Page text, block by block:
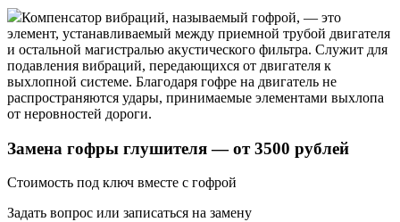
Компенсатор вибраций, называемый гофрой, — это
элемент, устанавливаемый между приемной трубой двигателя
и остальной магистралью акустического фильтра. Служит для
подавления вибраций, передающихся от двигателя к
выхлопной системе. Благодаря гофре на двигатель не
распространяются удары, принимаемые элементами выхлопа
от неровностей дороги.
Замена гофры глушителя — от 3500 рублей​
Стоимость под ключ вместе с гофрой
Задать вопрос или записаться на замену